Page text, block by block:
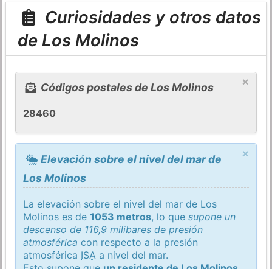
Curiosidades y otros datos
de Los Molinos
×
Códigos postales de Los Molinos
28460
×
Elevación sobre el nivel del mar de
Los Molinos
La elevación sobre el nivel del mar de Los
Molinos es de1053 metros, lo quesupone un
descenso de 116,9 milibares de presión
atmosférica con respecto a la presión
atmosférica ISA a nivel del mar.